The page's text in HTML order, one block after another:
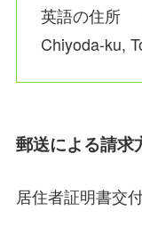
英語の住所
Chiyoda-ku,
郵送による請求
居住者証明書交